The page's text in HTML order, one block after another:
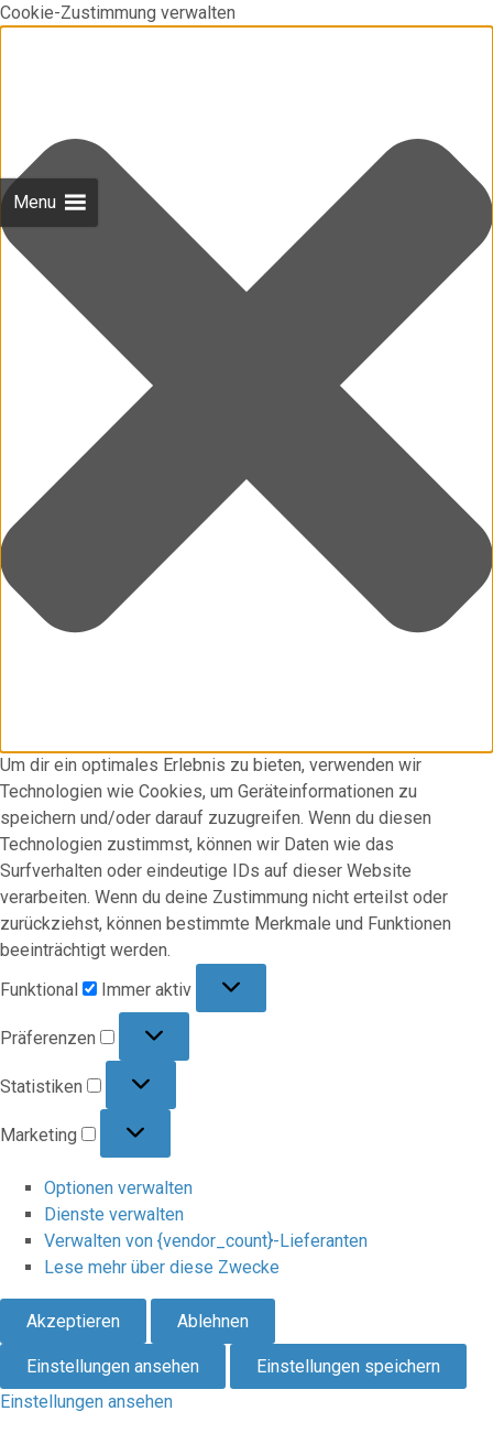
Cookie-Zustimmung verwalten
Um dir ein optimales Erlebnis zu bieten, verwenden wir
Technologien wie Cookies, um Geräteinformationen zu
speichern und/oder darauf zuzugreifen. Wenn du diesen
Technologien zustimmst, können wir Daten wie das
Surfverhalten oder eindeutige IDs auf dieser Website
verarbeiten. Wenn du deine Zustimmung nicht erteilst oder
zurückziehst, können bestimmte Merkmale und Funktionen
beeinträchtigt werden.
Funktional
Immer aktiv
Präferenzen
Statistiken
Marketing
Optionen verwalten
Dienste verwalten
Verwalten von {vendor_count}-Lieferanten
Lese mehr über diese Zwecke
Akzeptieren Ablehnen
Einstellungen ansehen
Einstellungen speichern
Einstellungen ansehen
Menu